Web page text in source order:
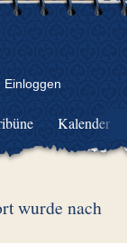
Einloggen
Kalender
wurde nach